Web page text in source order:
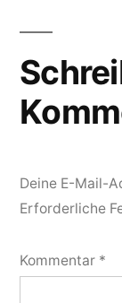
Deine E-Mail-
Erforderliche
Kommentar *